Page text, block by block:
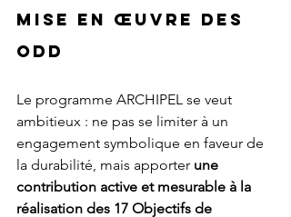
mise en œuvre des
ODD
Le programme ARCHIPEL se veut
ambitieux : ne pas se limiter à un
engagement symbolique en faveur de
la durabilité, mais apporter une
contribution active et mesurable à la
réalisation des 17 Objectifs de